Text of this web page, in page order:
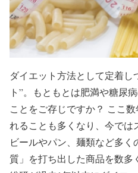
ダイエット方法として定着し
ト”。もともとは肥満や糖尿
ことをご存じですか？ ここ
れることも多くなり、今では
ビールやパン、麺類など多
質」を打ち出した商品を数多